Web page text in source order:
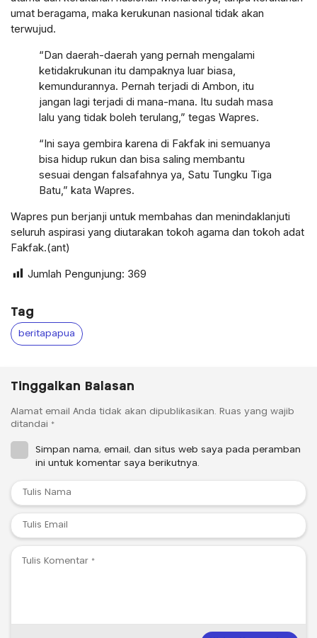
umat beragama, maka kerukunan nasional tidak akan
terwujud.
“Dan daerah-daerah yang pernah mengalami
ketidakrukunan itu dampaknya luar biasa,
kemundurannya. Pernah terjadi di Ambon, itu
jangan lagi terjadi di mana-mana. Itu sudah masa
lalu yang tidak boleh terulang,” tegas Wapres.
“Ini saya gembira karena di Fakfak ini semuanya
bisa hidup rukun dan bisa saling membantu
sesuai dengan falsafahnya ya, Satu Tungku Tiga
Batu,” kata Wapres.
Wapres pun berjanji untuk membahas dan menindaklanjuti
seluruh aspirasi yang diutarakan tokoh agama dan tokoh adat
Fakfak.(ant)
Jumlah Pengunjung: 369
Tag
beritapapua
Tinggalkan Balasan
Alamat email Anda tidak akan dipublikasikan. Ruas yang wajib
ditandai *
Simpan nama, email, dan situs web saya pada peramban
ini untuk komentar saya berikutnya.